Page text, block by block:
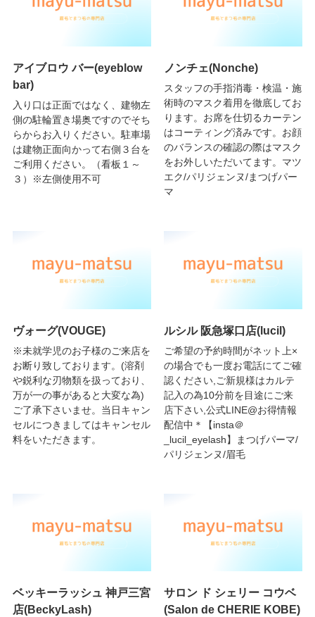
アイブロウ バー(eyeblow
bar)
入り口は正面ではなく、建物左
側の駐輪置き場奥ですのでそち
らからお入りください。駐車場
は建物正面向かって右側３台を
ご利用ください。（看板１～
３）※左側使用不可
ノンチェ(Nonche)
スタッフの手指消毒・検温・施
術時のマスク着用を徹底してお
ります。お席を仕切るカーテン
はコーティング済みです。お顔
のバランスの確認の際はマスク
をお外しいただいてます。マツ
エク/パリジェンヌ/まつげパー
マ
ヴォーグ(VOUGE)
※未就学児のお子様のご来店を
お断り致しております。(溶剤
や鋭利な刃物類を扱っており、
万が一の事があると大変な為)
ご了承下さいませ。当日キャン
セルにつきましてはキャンセル
料をいただきます。
ルシル 阪急塚口店(lucil)
ご希望の予約時間がネット上×
の場合でも一度お電話にてご確
認ください,ご新規様はカルテ
記入の為10分前を目途にご来
店下さい,公式LINE@お得情報
配信中＊【insta＠
_lucil_eyelash】まつげパーマ/
パリジェンヌ/眉毛
ベッキーラッシュ 神戸三宮
店(BeckyLash)
サロン ド シェリー コウベ
(Salon de CHERIE KOBE)